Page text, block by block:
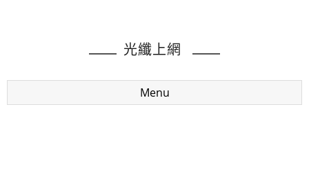
光纖上網
Menu